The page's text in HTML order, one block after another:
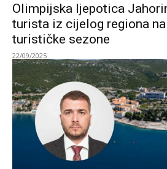
Olimpijska ljepotica
turista iz cijelog regiona
turističke sezone
22/09/2025